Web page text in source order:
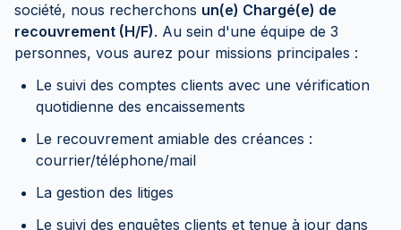
société, nous recherchons un(e) Chargé(e) de
recouvrement (H/F). Au sein d'une équipe de 3
personnes, vous aurez pour missions principales :
Le suivi des comptes clients avec une vérification
quotidienne des encaissements
Le recouvrement amiable des créances :
courrier/téléphone/mail
La gestion des litiges
Le suivi des enquêtes clients et tenue à jour dans